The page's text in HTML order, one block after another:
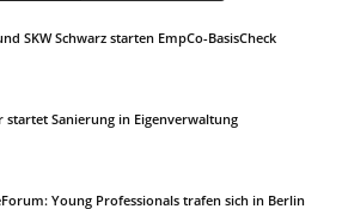
SKW Schwarz starten EmpCo-BasisCheck
startet Sanierung in Eigenverwaltung
Young Professionals trafen sich in Berlin